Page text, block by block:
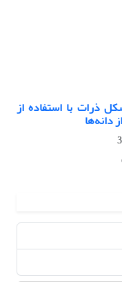
ذرات با استفاده از
دانه‌ها